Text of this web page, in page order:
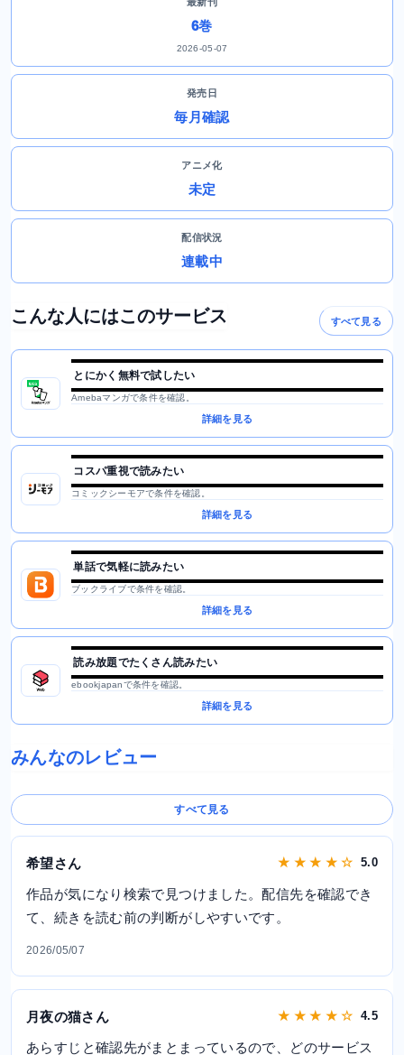
6巻
2026-05-07
発売日
毎月確認
アニメ化
未定
配信状況
連載中
こんな人にはこのサービス すべて見る
とにかく無料で試したい
Amebaマンガで条件を確認。
詳細を見る
コスパ重視で読みたい
コミックシーモアで条件を確認。
詳細を見る
単話で気軽に読みたい
ブックライブで条件を確認。
詳細を見る
読み放題でたくさん読みたい
ebookjapanで条件を確認。
詳細を見る
みんなのレビュー
すべて見る
希望さん ★ ★ ★ ★ ☆ 5.0
作品が気になり検索で見つけました。配信先を確認でき
て、続きを読む前の判断がしやすいです。
2026/05/07
月夜の猫さん ★ ★ ★ ★ ☆ 4.5
あらすじと確認先がまとまっているので、どのサービス